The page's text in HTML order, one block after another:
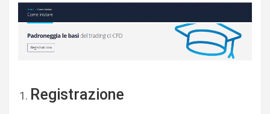
Registrazione